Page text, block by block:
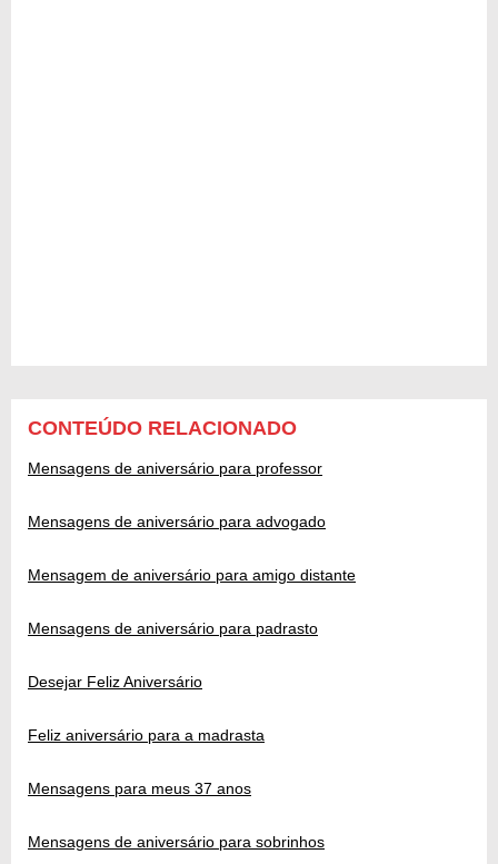
CONTEÚDO RELACIONADO
Mensagens de aniversário para professor
Mensagens de aniversário para advogado
Mensagem de aniversário para amigo distante
Mensagens de aniversário para padrasto
Desejar Feliz Aniversário
Feliz aniversário para a madrasta
Mensagens para meus 37 anos
Mensagens de aniversário para sobrinhos